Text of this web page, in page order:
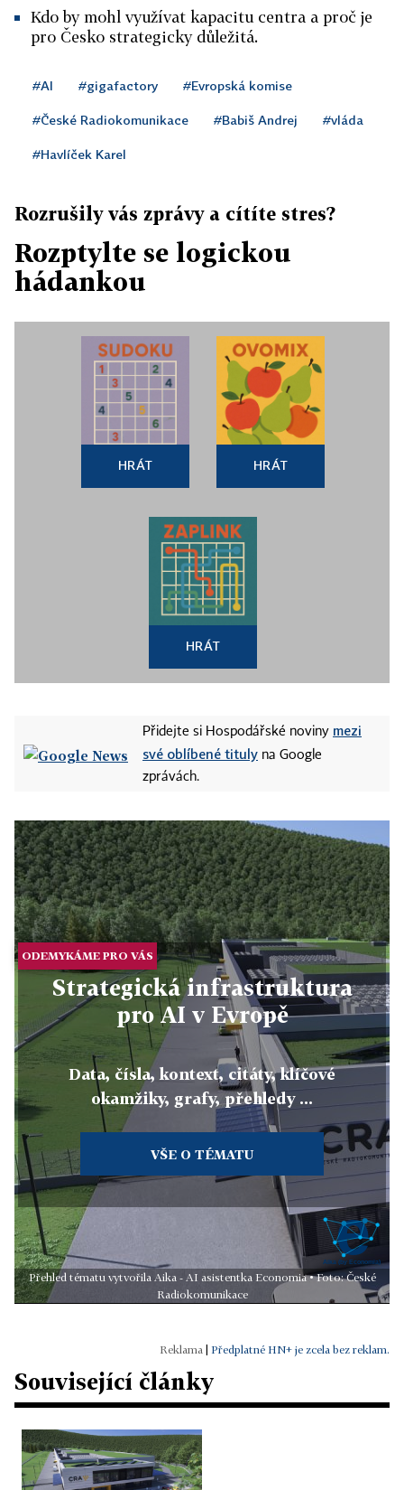
Kdo by mohl využívat kapacitu centra a proč je
pro Česko strategicky důležitá.
#AI #gigafactory #Evropská komise
#České Radiokomunikace #Babiš Andrej #vláda
#Havlíček Karel
Rozrušily vás zprávy a cítíte stres?
Rozptylte se logickou
hádankou
HRÁT HRÁT
HRÁT
Přidejte si Hospodářské noviny mezi
své oblíbené tituly na Google
zprávách.
ODEMYKÁME PRO VÁS
Strategická infrastruktura
pro AI v Evropě
Data, čísla, kontext, citáty, klíčové
okamžiky, grafy, přehledy ...
VŠE O TÉMATU
Přehled tématu vytvořila Aika - AI asistentka Economia • Foto: České
Radiokomunikace
Předplatné HN+ je zcela bez reklam.
Související články